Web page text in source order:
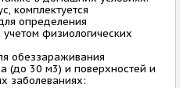
комплектуется
определения
физиологических
обеззараживания
(до 30 м3) и поверхностей и
заболеваниях: